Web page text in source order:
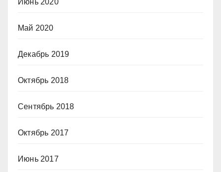
Май 2020
Декабрь 2019
Октябрь 2018
Сентябрь 2018
Октябрь 2017
Июнь 2017